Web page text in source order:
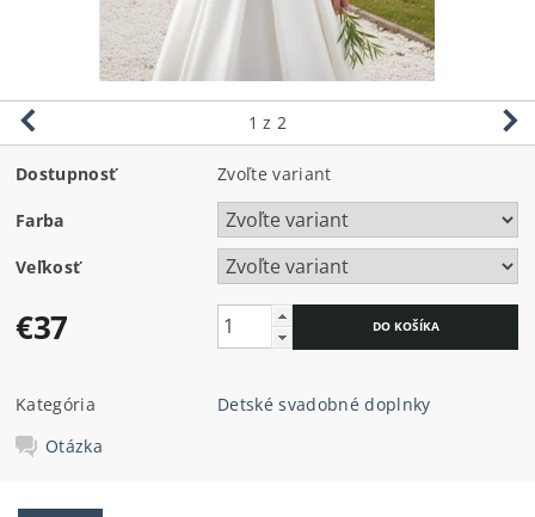
1 z 2
Dostupnosť Zvoľte variant
Farba
Veľkosť
€37
Kategória
Detské svadobné doplnky
Otázka